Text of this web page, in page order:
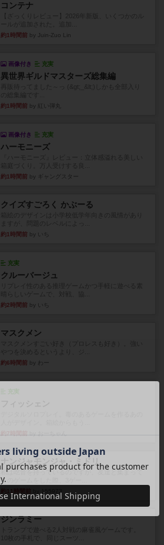
コンテナ
約1時間前 by Juin-Zuo Lin
画像付き 充実
異世界ギルドマスターズ総集編
再販待ってました～っ (&gt;_&lt;)しかも全部入り
約1時間前 by 紅い弾丸
画像付き 充実
ハーモニーズ
箱庭づくり。万人受けする良...
約1時間前 by ギャングスター
クイズすごろく かぶーる
約1時間前 by いち
充実
クルーバージュ
約2時間前 by いち
マスクメン
約6時間前 by わー
充実
ナンジャモンジャ・ミドリ
私は吃音を持っているのですが、友達と集まって
このゲームをした際、3ゲー...
ジンラミー
トランプで遊べる2人対戦の麻雀風ゲームです。